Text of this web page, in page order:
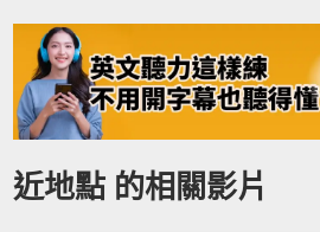
近地點 的相關影片